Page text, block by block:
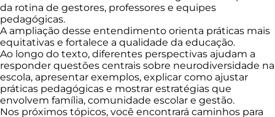
da rotina de gestores, professores e equipes
pedagógicas.
A ampliação desse entendimento orienta práticas mais
equitativas e fortalece a qualidade da educação.
Ao longo do texto, diferentes perspectivas ajudam a
responder questões centrais sobre neurodiversidade na
escola, apresentar exemplos, explicar como ajustar
práticas pedagógicas e mostrar estratégias que
envolvem família, comunidade escolar e gestão.
Nos próximos tópicos, você encontrará caminhos para